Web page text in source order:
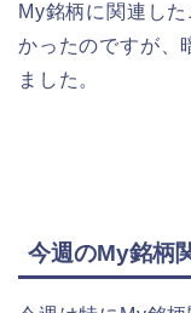
My銘柄に関連し
かったのですが、
ました。
今週のMy銘柄